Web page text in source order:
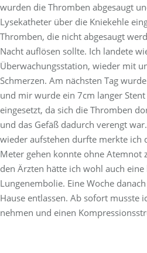
wurden die Thromben abgesaugt
Lysekatheter über die Kniekehle
Thromben, die nicht abgesaugt
Nacht auflösen sollte. Ich landete
Überwachungsstation, wieder mit
Schmerzen. Am nächsten Tag
und mir wurde ein 7cm langer
eingesetzt, da sich die Thromben
und das Gefäß dadurch verengt
wieder aufstehen durfte merkte ich
Meter gehen konnte ohne Atemnot
den Ärzten hätte ich wohl auch eine
Lungenembolie. Eine Woche
Hause entlassen. Ab sofort musste
nehmen und einen